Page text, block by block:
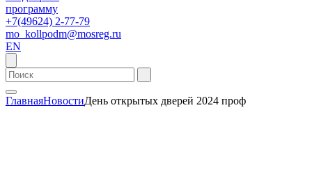
программу
+7(49624) 2-77-79
mo_kollpodm@mosreg.ru
EN
ГлавнаяНовостиДень открытых дверей 2024 проф